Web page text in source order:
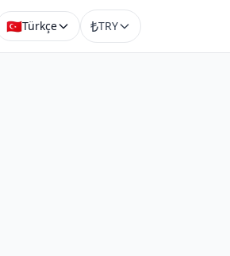
🇹🇷Türkçe ₺TRY